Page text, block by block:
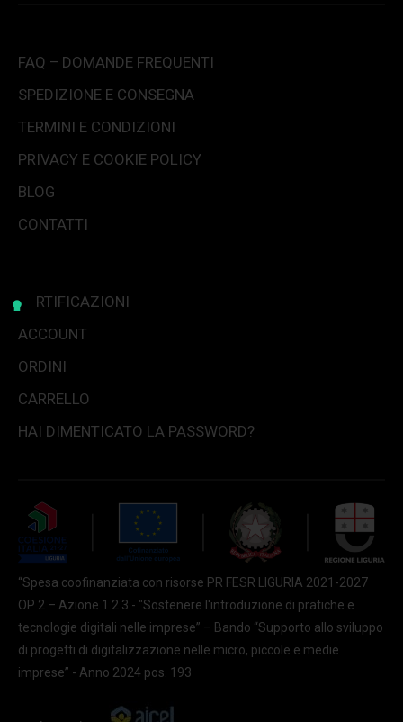
FAQ – DOMANDE FREQUENTI
SPEDIZIONE E CONSEGNA
TERMINI E CONDIZIONI
PRIVACY E COOKIE POLICY
BLOG
CONTATTI
CERTIFICAZIONI
ACCOUNT
ORDINI
CARRELLO
HAI DIMENTICATO LA PASSWORD?
“Spesa coofinanziata con risorse PR FESR LIGURIA 2021-2027
OP 2 – Azione 1.2.3 - "Sostenere l'introduzione di pratiche e
tecnologie digitali nelle imprese” – Bando “Supporto allo sviluppo
di progetti di digitalizzazione nelle micro, piccole e medie
imprese” - Anno 2024 pos. 193